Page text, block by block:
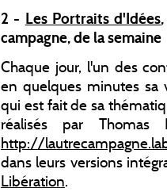
2 - Les Portraits d'Idées
campagne, de la semaine
Chaque jour, l'un des
en quelques minutes sa
qui est fait de sa
réalisés par
http://
dans leurs versions
Libération.